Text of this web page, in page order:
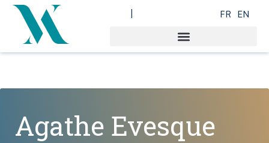
EN
FR
Agathe Evesque